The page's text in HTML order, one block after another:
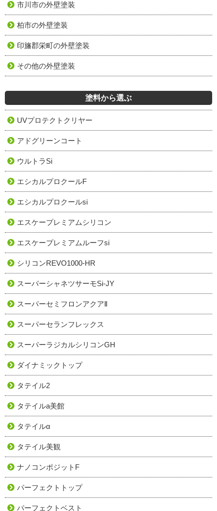
市川市の外壁塗装
柏市の外壁塗装
印旛郡栄町の外壁塗装
その他の外壁塗装
塗料から選ぶ
UVプロテクトクリヤー
アドグリーンコート
ウルトラSi
エシカルプロクールF
エシカルプロクールsi
エスケープレミアムシリコン
エスケープレミアムルーフsi
シリコンREVO1000-HR
スーパーシャネツサーモSi-JY
スーパーセミフロンアクアⅡ
スーパーセランフレックス
スーパーラジカルシリコンGH
ダイナミックトップ
タテイル2
タテイルa美館
タテイルα
タテイル美観
ナノコンポジットF
パーフェクトトップ
パーフェクトベスト